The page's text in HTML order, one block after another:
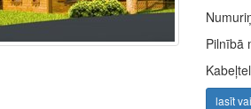
Pilnībā
lasīt